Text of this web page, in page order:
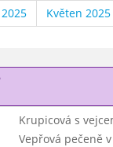
Květen 2025
Krupicová s
Vepřová pečeně